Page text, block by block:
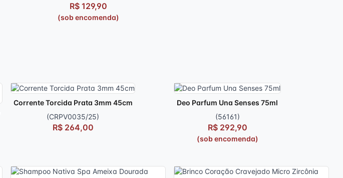
R$ 129,90
(sob encomenda)
Corrente Torcida Prata 3mm 45cm
(CRPV0035/25)
R$ 264,00
Deo Parfum Una Senses 75ml
(56161)
R$ 292,90
(sob encomenda)